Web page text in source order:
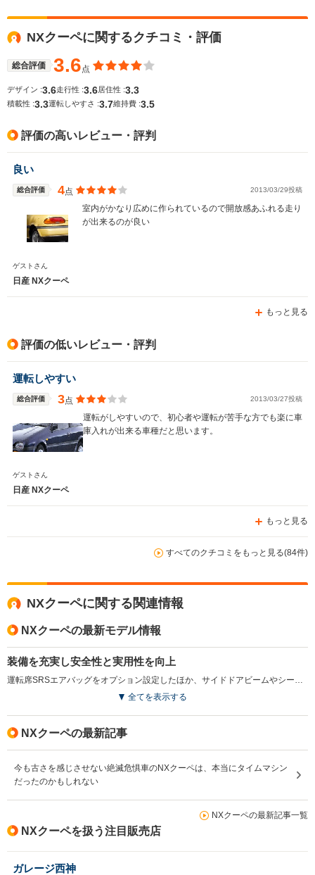
NXクーペに関するクチコミ・評価
総合評価 3.6点
デザイン :3.6走行性 :3.6 居住性 :3.3
積載性 :3.3運転しやすさ :3.7維持費 :3.5
評価の高いレビュー・評判
良い
総合評価 4点 2013/03/29投稿
室内がかなり広めに作られているので開放感あふれる走り
が出来るのが良い
ゲストさん
日産 NXクーペ
もっと見る
評価の低いレビュー・評判
運転しやすい
総合評価 3点 2013/03/27投稿
運転がしやすいので、初心者や運転が苦手な方でも楽に車
庫入れが出来る車種だと思います。
ゲストさん
日産 NXクーペ
もっと見る
すべてのクチコミをもっと見る(84件)
NXクーペに関する関連情報
NXクーペの最新モデル情報
装備を充実し安全性と実用性を向上
全てを表示する
NXクーペの最新記事
今も古さを感じさせない絶滅危惧車のNXクーペは、本当にタイムマシン
だったのかもしれない
NXクーペの最新記事一覧
NXクーペを扱う注目販売店
ガレージ西神